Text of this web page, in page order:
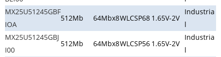
MX25U51245GBF
IOA
512Mb 64Mbx8WLCSP68 1.65V-2V
Industria
l
MX25U51245GBJ
I00
512Mb 64Mbx8WLCSP56 1.65V-2V
Industria
l